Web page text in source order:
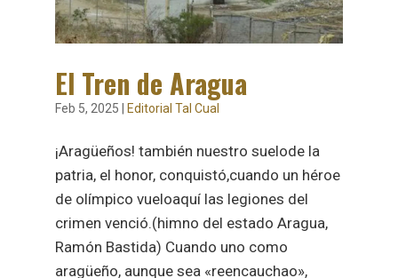
El Tren de Aragua
Feb 5, 2025 Editorial Tal Cual
¡Aragüeños! también nuestro suelode la
patria, el honor, conquistó,cuando un héroe
de olímpico vueloaquí las legiones del
crimen venció.(himno del estado Aragua,
Ramón Bastida) Cuando uno como
aragüeño, aunque sea «reencauchao»,